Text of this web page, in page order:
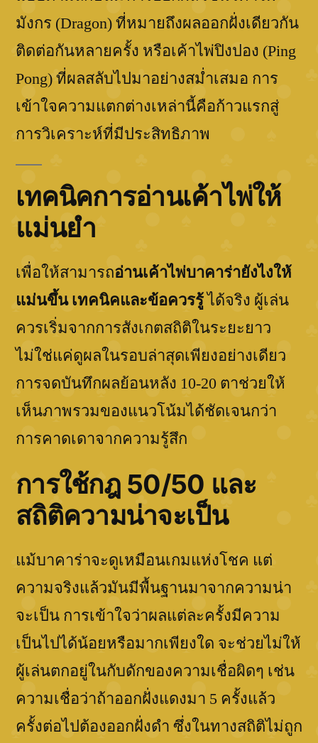
มังกร (Dragon) ที่หมายถึงผลออกฝั่งเดียวกัน
ติดต่อกันหลายครั้ง หรือเค้าไพ่ปิงปอง (Ping
Pong) ที่ผลสลับไปมาอย่างสม่ำเสมอ การ
เข้าใจความแตกต่างเหล่านี้คือก้าวแรกสู่
การวิเคราะห์ที่มีประสิทธิภาพ
เทคนิคการอ่านเค้าไพ่ให้
แม่นยำ
เพื่อให้สามารถอ่านเค้าไพ่บาคาร่ายังไงให้
แม่นขึ้น เทคนิคและข้อควรรู้ได้จริง ผู้เล่น
ควรเริ่มจากการสังเกตสถิติในระยะยาว
ไม่ใช่แค่ดูผลในรอบล่าสุดเพียงอย่างเดียว
การจดบันทึกผลย้อนหลัง 10-20 ตาช่วยให้
เห็นภาพรวมของแนวโน้มได้ชัดเจนกว่า
การคาดเดาจากความรู้สึก
การใช้กฎ 50/50 และ
สถิติความน่าจะเป็น
แม้บาคาร่าจะดูเหมือนเกมแห่งโชค แต่
ความจริงแล้วมันมีพื้นฐานมาจากความน่า
จะเป็น การเข้าใจว่าผลแต่ละครั้งมีความ
เป็นไปได้น้อยหรือมากเพียงใด จะช่วยไม่ให้
ผู้เล่นตกอยู่ในกับดักของความเชื่อผิดๆ เช่น
ความเชื่อว่าถ้าออกฝั่งแดงมา 5 ครั้งแล้ว
ครั้งต่อไปต้องออกฝั่งดำ ซึ่งในทางสถิติไม่ถูก